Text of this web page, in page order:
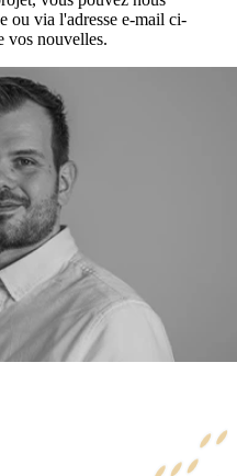
ou via l'adresse e-mail ci-
vos nouvelles.